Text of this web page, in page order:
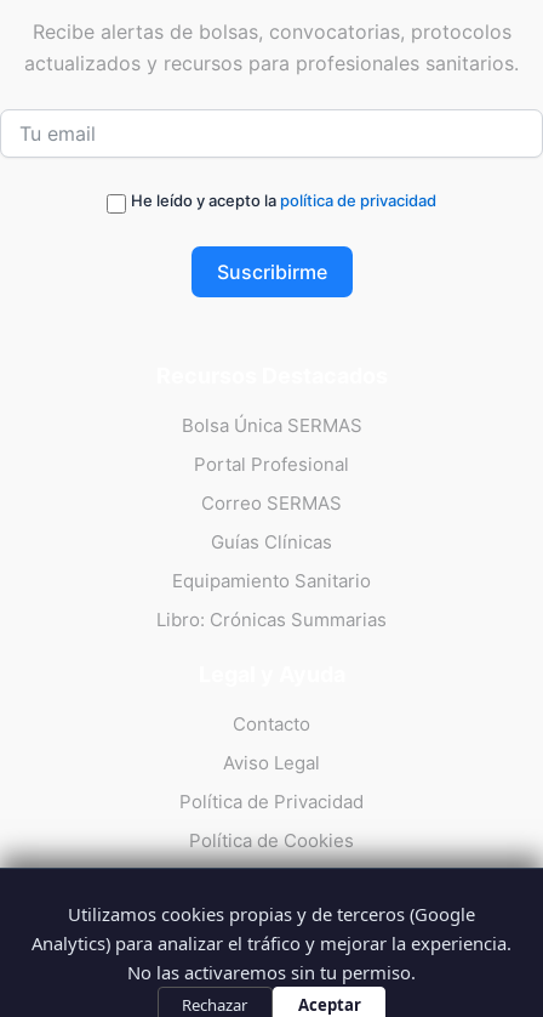
Recibe alertas de bolsas, convocatorias, protocolos
actualizados y recursos para profesionales sanitarios.
He leído y acepto la política de privacidad
Suscribirme
Bolsa Única SERMAS
Portal Profesional
Correo SERMAS
Guías Clínicas
Equipamiento Sanitario
Libro: Crónicas Summarias
Contacto
Aviso Legal
Política de Privacidad
Política de Cookies
© 2026 Summarios · La web no oficial de los profesionales del
SUMMA 112
Utilizamos cookies propias y de terceros (Google
Analytics) para analizar el tráfico y mejorar la experiencia.
No las activaremos sin tu permiso.
Rechazar Aceptar